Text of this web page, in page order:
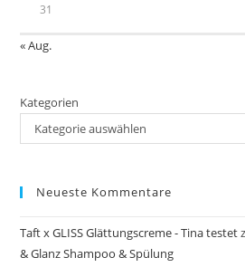
31
« Aug.
Kategorien
Kategorie auswählen
Neueste Kommentare
Taft x GLISS Glättungscreme - Tina testet
& Glanz Shampoo & Spülung